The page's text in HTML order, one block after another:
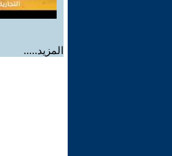
المزيد.....